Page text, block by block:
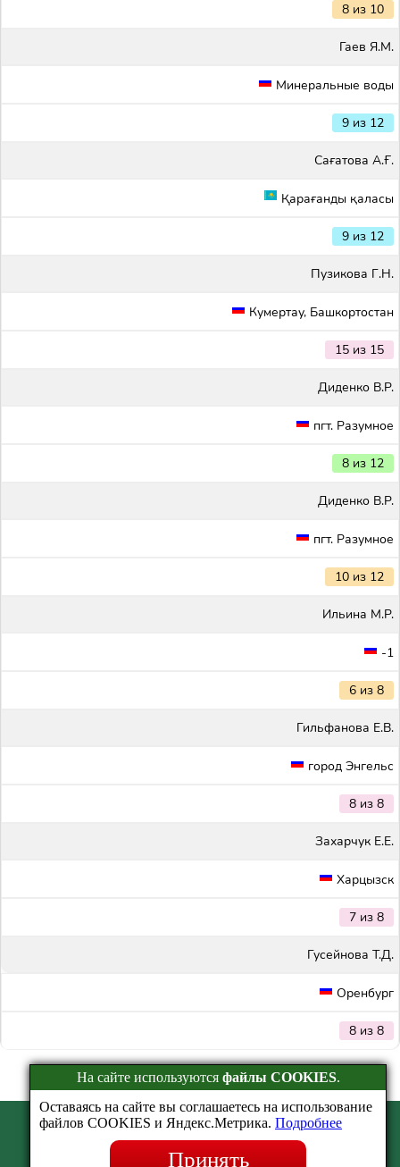
8 из 10
Гаев Я.М.
Минеральные воды
9 из 12
Сағатова А.Ғ.
Қарағанды қаласы
9 из 12
Пузикова Г.Н.
Кумертау, Башкортостан
15 из 15
Диденко В.Р.
пгт. Разумное
8 из 12
Диденко В.Р.
пгт. Разумное
10 из 12
Ильина М.Р.
-1
6 из 8
Гильфанова Е.В.
город Энгельс
8 из 8
Захарчук Е.Е.
Харцызск
7 из 8
Гусейнова Т.Д.
Оренбург
8 из 8
Найти результаты FAQ Отзывы Новости
Контакты
Мы в СМИ
События
На сайте используются файлы COOKIES.
Оставаясь на сайте вы соглашаетесь на использование
файлов COOKIES и Яндекс.Метрика. Подробнее
Принять